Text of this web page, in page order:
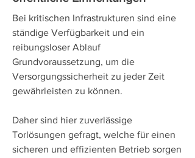
Bei kritischen Infrastrukturen sind eine
ständige Verfügbarkeit und ein
reibungsloser Ablauf
Grundvoraussetzung, um die
Versorgungssicherheit zu jeder Zeit
gewährleisten zu können.
Daher sind hier zuverlässige
Torlösungen gefragt, welche für einen
sicheren und effizienten Betrieb sorgen